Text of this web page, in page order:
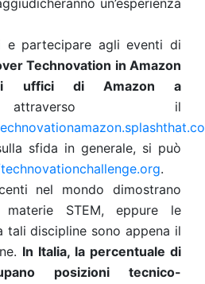
un’esperienza
e partecipare agli eventi di
Technovation in Amazon
uffici di Amazon a
attraverso il
sfida in generale, si può
.
nel mondo dimostrano
STEM, eppure le
tali discipline sono appena il
In Italia, la percentuale di
posizioni tecnico-